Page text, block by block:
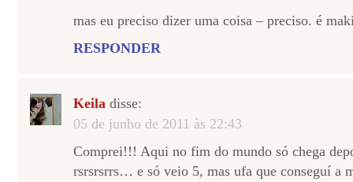
mas eu preciso dizer uma coisa – preciso. é
RESPONDER
Keila disse:
05 de junho de 2011 às 22:43
Comprei!!! Aqui no fim do mundo só chega
rsrsrsrrs… e só veio 5, mas ufa que conseguí a